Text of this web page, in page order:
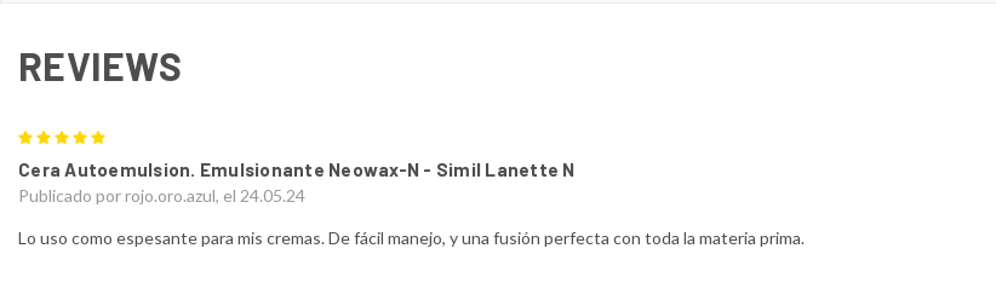
REVIEWS
Cera Autoemulsion. Emulsionante Neowax-N - Simil Lanette N
Publicado por rojo.oro.azul, el 24.05.24
Lo uso como espesante para mis cremas. De fácil manejo, y una fusión perfecta con toda la materia prima.